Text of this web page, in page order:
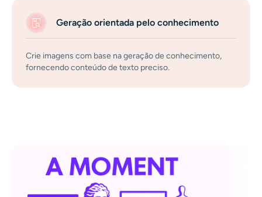
Geração orientada pelo conhecimento
Crie imagens com base na geração de conhecimento,
fornecendo conteúdo de texto preciso.